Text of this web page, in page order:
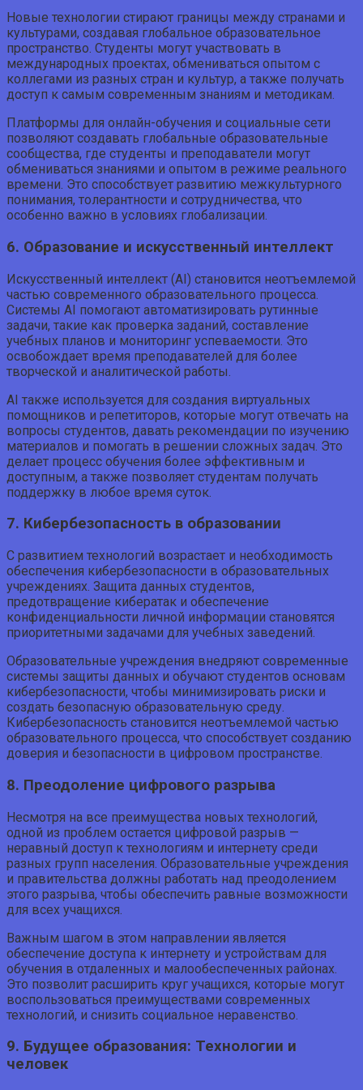
Новые технологии стирают границы между странами и
культурами, создавая глобальное образовательное
пространство. Студенты могут участвовать в
международных проектах, обмениваться опытом с
коллегами из разных стран и культур, а также получать
доступ к самым современным знаниям и методикам.
Платформы для онлайн-обучения и социальные сети
позволяют создавать глобальные образовательные
сообщества, где студенты и преподаватели могут
обмениваться знаниями и опытом в режиме реального
времени. Это способствует развитию межкультурного
понимания, толерантности и сотрудничества, что
особенно важно в условиях глобализации.
6. Образование и искусственный интеллект
Искусственный интеллект (AI) становится неотъемлемой
частью современного образовательного процесса.
Системы AI помогают автоматизировать рутинные
задачи, такие как проверка заданий, составление
учебных планов и мониторинг успеваемости. Это
освобождает время преподавателей для более
творческой и аналитической работы.
AI также используется для создания виртуальных
помощников и репетиторов, которые могут отвечать на
вопросы студентов, давать рекомендации по изучению
материалов и помогать в решении сложных задач. Это
делает процесс обучения более эффективным и
доступным, а также позволяет студентам получать
поддержку в любое время суток.
7. Кибербезопасность в образовании
С развитием технологий возрастает и необходимость
обеспечения кибербезопасности в образовательных
учреждениях. Защита данных студентов,
предотвращение кибератак и обеспечение
конфиденциальности личной информации становятся
приоритетными задачами для учебных заведений.
Образовательные учреждения внедряют современные
системы защиты данных и обучают студентов основам
кибербезопасности, чтобы минимизировать риски и
создать безопасную образовательную среду.
Кибербезопасность становится неотъемлемой частью
образовательного процесса, что способствует созданию
доверия и безопасности в цифровом пространстве.
8. Преодоление цифрового разрыва
Несмотря на все преимущества новых технологий,
одной из проблем остается цифровой разрыв —
неравный доступ к технологиям и интернету среди
разных групп населения. Образовательные учреждения
и правительства должны работать над преодолением
этого разрыва, чтобы обеспечить равные возможности
для всех учащихся.
Важным шагом в этом направлении является
обеспечение доступа к интернету и устройствам для
обучения в отдаленных и малообеспеченных районах.
Это позволит расширить круг учащихся, которые могут
воспользоваться преимуществами современных
технологий, и снизить социальное неравенство.
9. Будущее образования: Технологии и
человек